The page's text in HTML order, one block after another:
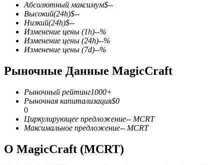
Фьючерсы на COIN-M
TradFi
Деривативы на акции, форекс, драгоценные металлы и
сырьевые товары
Абсолютный максимум$--
Высокий(24h)$--
Низкий(24h)$--
Изменение цены (1h)--%
Изменение цены (24h)--%
Изменение цены (7d)--%
Рыночные Данные MagicCraft
Рыночный рейтинг1000+
Рыночная капитализация$0
0
Циркулирующее предложение-- MCRT
Максимальное предложение-- MCRT
О MagicCraft (MCRT)